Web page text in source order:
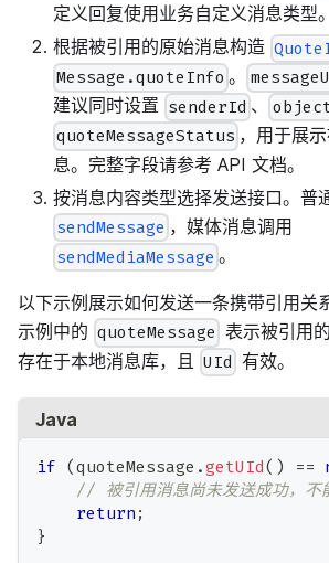
定义回复使用业务自定义消息类型。
根据被引用的原始消息构造
Message.quoteInfo 。
建议同时设置 senderId 、
quoteMessageStatus ，用于展
息。完整字段请参考 API 文档。
按消息内容类型选择发送接口。普
sendMessage ，媒体消息调用
sendMediaMessage 。
以下示例展示如何发送一条携带引用关
示例中的 quoteMessage 表示被引用
存在于本地消息库，且 UId 有效。
Java
if (quoteMessage .getUId( ) ==
// 被引用消息尚未发送成功，不
return ;
}